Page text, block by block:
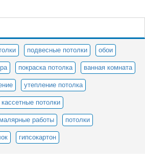
подвесные потолки обои
покраска потолка ванная комната
утепление потолка
кассетные потолки
малярные работы потолки
гипсокартон